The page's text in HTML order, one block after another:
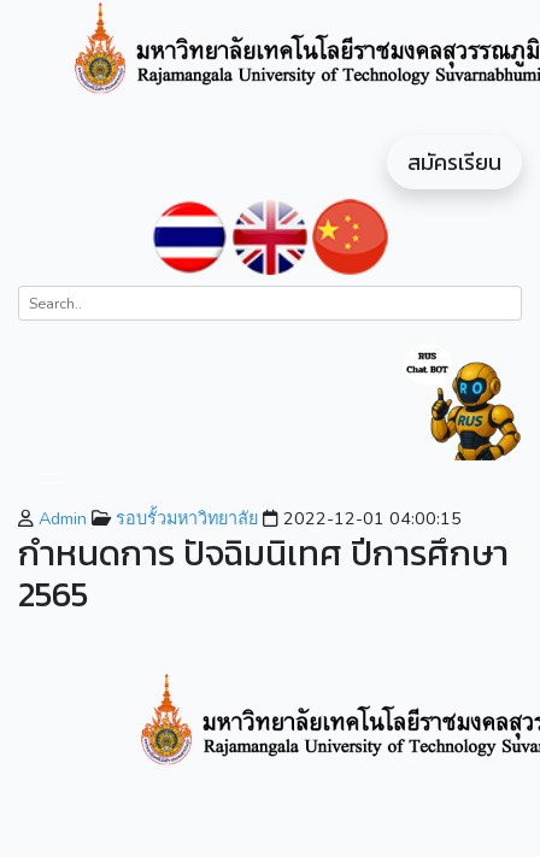
สมัครเรียน
Admin รอบรั้วมหาวิทยาลัย 2022-12-01 04:00:15
กำหนดการ ปัจฉิมนิเทศ ปีการศึกษา
2565